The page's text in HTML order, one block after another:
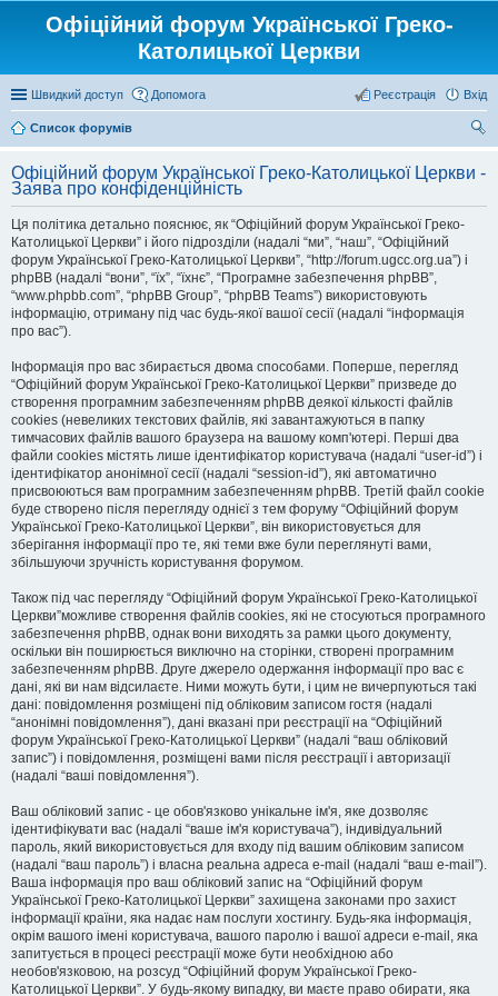
Офіційний форум Української Греко-
Католицької Церкви
Швидкий доступ Допомога Вхід
Реєстрація
Список форумів
Офіційний форум Української Греко-Католицької Церкви -
Заява про конфіденційність
Ця політика детально пояснює, як “Офіційний форум Української Греко-
Католицької Церкви” і його підрозділи (надалі “ми”, “наш”, “Офіційний
форум Української Греко-Католицької Церкви”, “http://forum.ugcc.org.ua”) і
phpBB (надалі “вони”, “їх”, “їхнє”, “Програмне забезпечення phpBB”,
“www.phpbb.com”, “phpBB Group”, “phpBB Teams”) використовують
інформацію, отриману під час будь-якої вашої сесії (надалі “інформація
про вас”).
Інформація про вас збирається двома способами. Поперше, перегляд
“Офіційний форум Української Греко-Католицької Церкви” призведе до
створення програмним забезпеченням phpBB деякої кількості файлів
cookies (невеликих текстових файлів, які завантажуються в папку
тимчасових файлів вашого браузера на вашому комп'ютері. Перші два
файли cookies містять лише ідентифікатор користувача (надалі “user-id”) і
ідентифікатор анонімної сесії (надалі “session-id”), які автоматично
присвоюються вам програмним забезпеченням phpBB. Третій файл cookie
буде створено після перегляду однієї з тем форуму “Офіційний форум
Української Греко-Католицької Церкви”, він використовується для
зберігання інформації про те, які теми вже були переглянуті вами,
збільшуючи зручність користування форумом.
Також під час перегляду “Офіційний форум Української Греко-Католицької
Церкви”можливе створення файлів cookies, які не стосуються програмного
забезпечення phpBB, однак вони виходять за рамки цього документу,
оскільки він поширюється виключно на сторінки, створені програмним
забезпеченням phpBB. Друге джерело одержання інформації про вас є
дані, які ви нам відсилаєте. Ними можуть бути, і цим не вичерпуються такі
дані: повідомлення розміщені під обліковим записом гостя (надалі
“анонімні повідомлення”), дані вказані при реєстрації на “Офіційний
форум Української Греко-Католицької Церкви” (надалі “ваш обліковий
запис”) і повідомлення, розміщені вами після реєстрації і авторизації
(надалі “ваші повідомлення”).
Ваш обліковий запис - це обов'язково унікальне ім'я, яке дозволяє
ідентифікувати вас (надалі “ваше ім'я користувача”), індивідуальний
пароль, який використовується для входу під вашим обліковим записом
(надалі “ваш пароль”) і власна реальна адреса e-mail (надалі “ваш e-mail”).
Ваша інформація про ваш обліковий запис на “Офіційний форум
Української Греко-Католицької Церкви” захищена законами про захист
інформації країни, яка надає нам послуги хостингу. Будь-яка інформація,
окрім вашого імені користувача, вашого паролю і вашої адреси e-mail, яка
запитується в процесі реєстрації може бути необхідною або
необов'язковою, на розсуд “Офіційний форум Української Греко-
Католицької Церкви”. У будь-якому випадку, ви маєте право обирати, яка